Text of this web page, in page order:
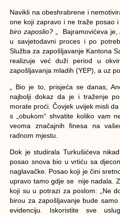
Navikli na obeshrabrene i
one koji zapravo i ne traže posao
biro zaposlio? „ Bajramovićeva
u savjetodavni proces i po
Služba za zapošljavanje Kantona
realizuje već duži period u
zapošljavanja mladih (YEP), a uz
„ Bio je to, prisjeća se danas,
najbolji dokaz da je i traženje
morate proći. Čovjek uvijek misli
s „obukom“ shvatite koliko vam
veoma značajnih finesa na
radnom mjestu.
Dok je studirala Turkušićeva
posao snova bio u vrtiću sa
naglavačke. Posao koji je čini
upravo tamo gdje se nije nadala.
koji su u potrazi za poslom: „Ne
birou za zapošljavanje bude
evidenciju. Iskoristite sve